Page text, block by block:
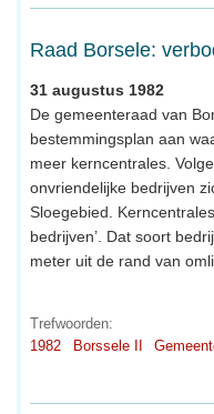
Raad Borsele:
31 augustus 1982
De gemeenteraad van
bestemmingsplan aan
meer kerncentrales.
onvriendelijke bedrijven
Sloegebied.
bedrijven’. Dat soort
meter uit de rand van
Trefwoorden:
1982
Borssele II